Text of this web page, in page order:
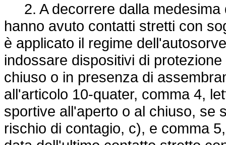
2. A decorrere dalla medesima
hanno avuto contatti stretti con
è applicato il regime
indossare dispositivi di
chiuso o in presenza di
all'articolo 10-quater, comma 4,
sportive all'aperto o al chiuso, se
rischio di contagio, c), e comma